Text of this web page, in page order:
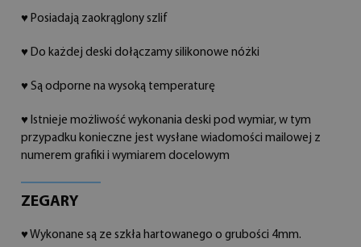
♥ Posiadają zaokrąglony szlif
♥ Do każdej deski dołączamy silikonowe nóżki
♥ Są odporne na wysoką temperaturę
♥ Istnieje możliwość wykonania deski pod wymiar, w tym
przypadku konieczne jest wysłane wiadomości mailowej z
numerem grafiki i wymiarem docelowym
ZEGARY
♥ Wykonane są ze szkła hartowanego o grubości 4mm.